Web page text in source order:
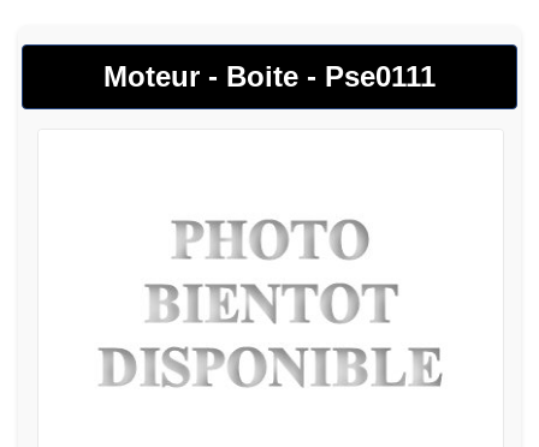
La médiathèque
L'histoire
Moteur - Boite - Pse0111